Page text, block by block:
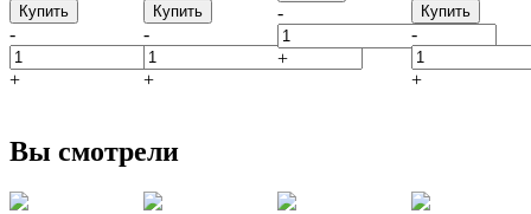
Купить
-
+
Купить
-
+
-
+
Купить
-
+
Вы смотрели